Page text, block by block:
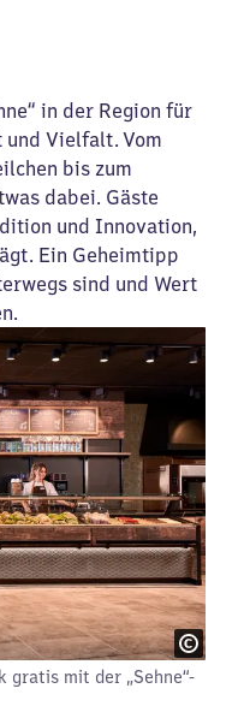
in der Region für
und Vielfalt. Vom
bis zum
dabei. Gäste
und Innovation,
Ein Geheimtipp
sind und Wert
gratis mit der „Sehne“-